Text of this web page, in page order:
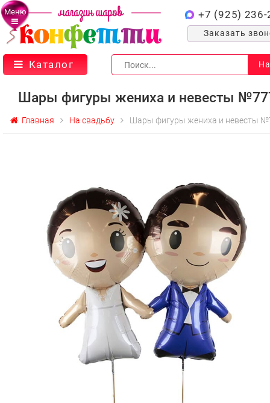
Меню +7 (925) 236-
Заказать
Каталог
Шары фигуры жениха и невесты
Главная На свадьбу Шары фигуры жениха и невесты